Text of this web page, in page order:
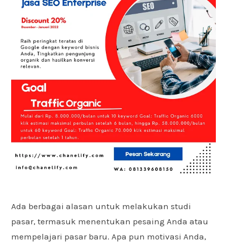
Ada berbagai alasan untuk melakukan studi
pasar, termasuk menentukan pesaing Anda atau
mempelajari pasar baru. Apa pun motivasi Anda,